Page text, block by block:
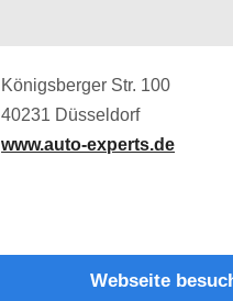
Königsberger Str. 100
40231 Düsseldorf
www.auto-experts.de
Webseite